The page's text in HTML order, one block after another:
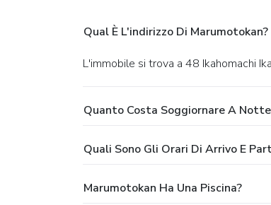
Qual È L'indirizzo Di Marumotokan?
L'immobile si trova a 48 Ikahomachi
Quanto Costa Soggiornare A
Quali Sono Gli Orari Di Arrivo E
Marumotokan Ha Una Piscina?